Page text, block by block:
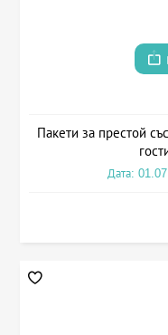
Пакети за престой
Дата: